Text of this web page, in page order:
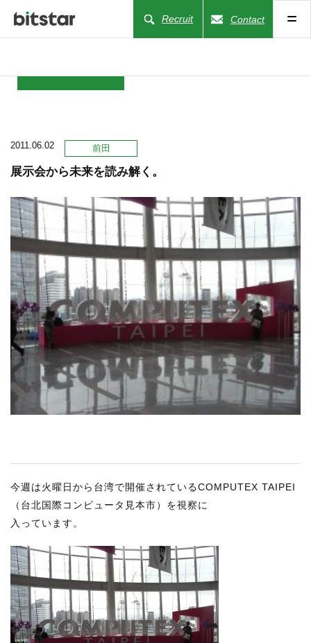
Recruit Contact
COMPANY
BUSINESS
WORKS
ACTION
RECRUIT
STAFF BLOG
CONTACT US
サイトマップ
情報セキュリティ
プライバシーポリシー
2011.06.02 前田
展示会から未来を読み解く。
今週は火曜日から台湾で開催されているCOMPUTEX TAIPEI
（台北国際コンピュータ見本市）を視察に
入っています。